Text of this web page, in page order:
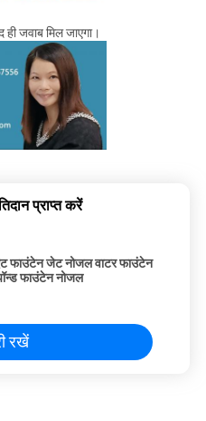
जवाब मिल जाएगा।
प्राप्त करें
फाउंटेन जेट नोजल वाटर फाउंटेन
फाउंटेन नोजल
रखें